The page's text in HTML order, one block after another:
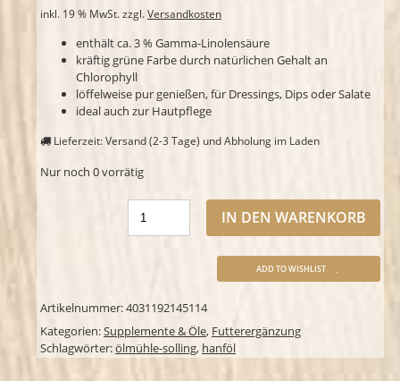
inkl. 19 % MwSt. zzgl. Versandkosten
enthält ca. 3 % Gamma-Linolensäure
kräftig grüne Farbe durch natürlichen Gehalt an
Chlorophyll
löffelweise pur genießen, für Dressings, Dips oder Salate
ideal auch zur Hautpflege
Lieferzeit: Versand (2-3 Tage) und Abholung im Laden
Nur noch 0 vorrätig
IN DEN WARENKORB
ADD TO WISHLIST
Artikelnummer:4031192145114
Kategorien:Supplemente & Öle, Futterergänzung
Schlagwörter:ölmühle-solling, hanföl